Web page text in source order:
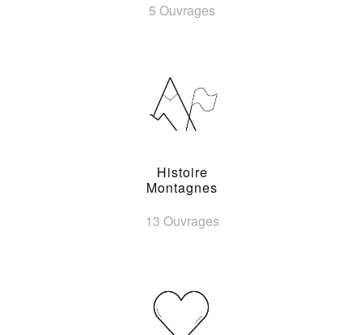
5 Ouvrages
Histoire
Montagnes
13 Ouvrages